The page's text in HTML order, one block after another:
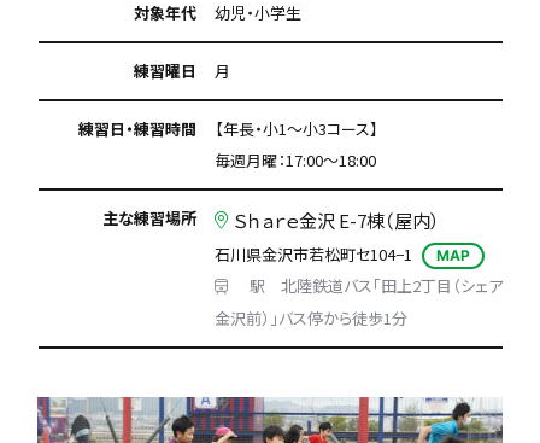
対象年代 幼児・小学生
練習曜日 月
練習日・練習時間
【年長・小1〜小3コース】
毎週月曜：17:00～18:00
主な練習場所 Ｓｈａｒｅ金沢 E-7棟（屋内）
石川県金沢市若松町セ104−1 MAP
駅 北陸鉄道バス「田上2丁目（シェア
金沢前）」バス停から徒歩1分